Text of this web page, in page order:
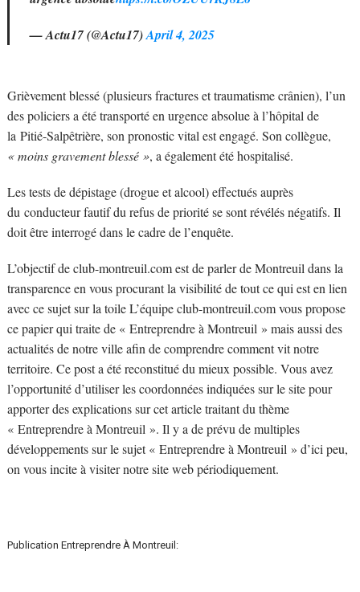
— Actu17 (@Actu17)April 4, 2025
Grièvement blessé (plusieurs fractures et traumatisme crânien), l’un
des policiers a été transporté en urgence absolue à l’hôpital de
la Pitié-Salpêtrière, son pronostic vital est engagé. Son collègue,
« moins gravement blessé », a également été hospitalisé.
Les tests de dépistage (drogue et alcool) effectués auprès
du conducteur fautif du refus de priorité se sont révélés négatifs. Il
doit être interrogé dans le cadre de l’enquête.
L’objectif de club-montreuil.com est de parler de Montreuil dans la
transparence en vous procurant la visibilité de tout ce qui est en lien
avec ce sujet sur la toile L’équipe club-montreuil.com vous propose
ce papier qui traite de « Entreprendre à Montreuil » mais aussi des
actualités de notre ville afin de comprendre comment vit notre
territoire. Ce post a été reconstitué du mieux possible. Vous avez
l’opportunité d’utiliser les coordonnées indiquées sur le site pour
apporter des explications sur cet article traitant du thème
« Entreprendre à Montreuil ». Il y a de prévu de multiples
développements sur le sujet « Entreprendre à Montreuil » d’ici peu,
on vous incite à visiter notre site web périodiquement.
Publication Entreprendre À Montreuil: